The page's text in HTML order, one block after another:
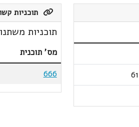
61
תוכניות
תוכניות
מס' תוכנית
666